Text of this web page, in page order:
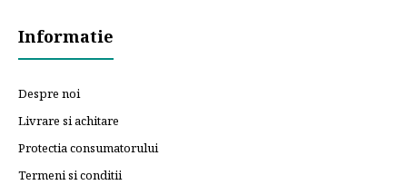
Informatie
Despre noi
Livrare si achitare
Protectia consumatorului
Termeni si conditii